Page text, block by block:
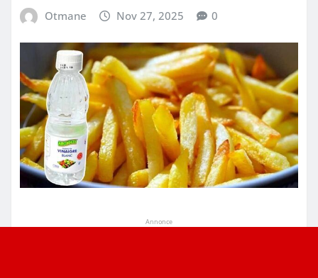
Otmane Nov 27, 2025 0
Annonce